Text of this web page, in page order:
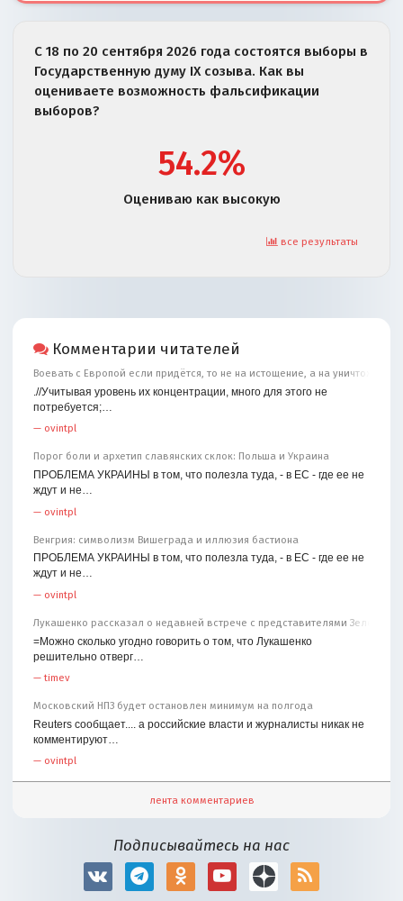
С 18 по 20 сентября 2026 года состоятся выборы в
Государственную думу IX созыва. Как вы
оцениваете возможность фальсификации
выборов?
54.2%
Оцениваю как высокую
все результаты
Комментарии читателей
Воевать с Европой если придётся, то не на истощение, а на уничтожение
.//Учитывая уровень их концентрации, много для этого не
потребуется;…
— ovintpl
Порог боли и архетип славянских склок: Польша и Украина
ПРОБЛЕМА УКРАИНЫ в том, что полезла туда, - в ЕС - где ее не
ждут и не…
— ovintpl
Венгрия: символизм Вишеграда и иллюзия бастиона
ПРОБЛЕМА УКРАИНЫ в том, что полезла туда, - в ЕС - где ее не
ждут и не…
— ovintpl
Лукашенко рассказал о недавней встрече с представителями
=Можно сколько угодно говорить о том, что Лукашенко
решительно отверг…
—timev
Московский НПЗ будет остановлен минимум на полгода
Reuters сообщает.... а российские власти и журналисты никак не
комментируют…
— ovintpl
лента комментариев
Подписывайтесь на нас